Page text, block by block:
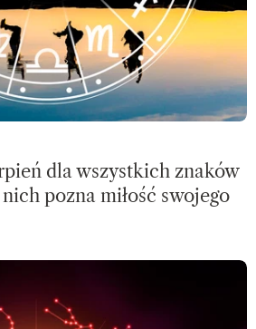
dla wszystkich znaków
pozna miłość swojego